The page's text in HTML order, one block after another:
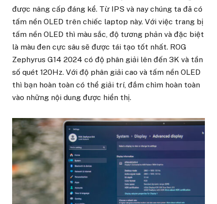
được nâng cấp đáng kể. Từ IPS và nay chúng ta đã có
tấm nền OLED trên chiếc laptop này. Với việc trang bị
tấm nền OLED thì màu sắc, độ tương phản và đặc biệt
là màu đen cực sâu sẽ được tái tạo tốt nhất. ROG
Zephyrus G14 2024 có độ phân giải lên đến 3K và tần
số quét 120Hz. Với độ phân giải cao và tấm nền OLED
thì bạn hoàn toàn có thể giải trí, đắm chìm hoàn toàn
vào những nội dung được hiển thị.